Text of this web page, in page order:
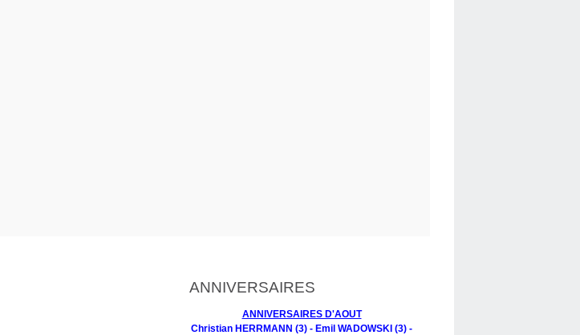
ANNIVERSAIRES
ANNIVERSAIRES D'AOUT
Christian HERRMANN (3) - Emil WADOWSKI (3) -